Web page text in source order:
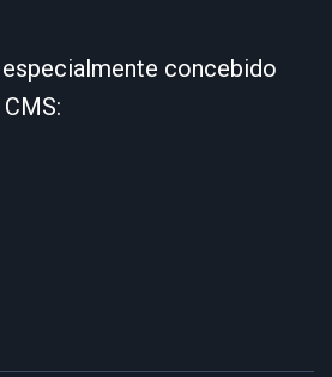
especialmente concebido